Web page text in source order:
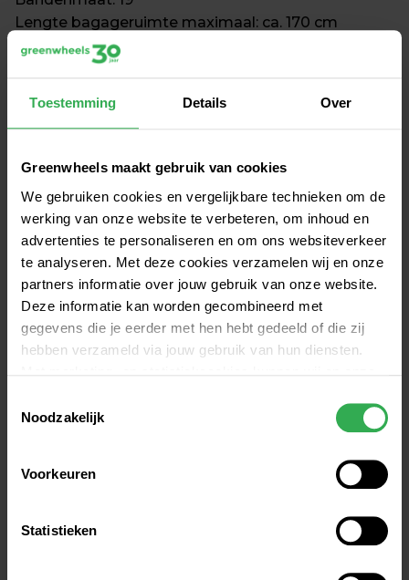
Toestemming Details Over
Greenwheels maakt gebruik van cookies
We gebruiken cookies en vergelijkbare technieken om de
werking van onze website te verbeteren, om inhoud en
advertenties te personaliseren en om ons websiteverkeer
te analyseren. Met deze cookies verzamelen wij en onze
partners informatie over jouw gebruik van onze website.
Deze informatie kan worden gecombineerd met
gegevens die je eerder met hen hebt gedeeld of die zij
hebben verzameld via jouw gebruik van hun diensten.
onze website aan de hand van unieke identificatoren,
zoals je IP-adres. Hiermee stellen we een profiel op om
advertenties beter af te stemmen op jouw voorkeuren.
Op onze cookiebeleidspagina, die je kunt vinden via het
menu onderaan iedere pagina, kun je jouw toestemming
Noodzakelijk
Voorkeuren
Statistieken
Lengte bagageruimte maximaal: ca. 170 cm
⁠Kofferbak-afmetingen: ca 95x97x82 cm (LxBxH)
⁠Min. bagageruimte: 543 L (ongeveer 3-4
⁠Max. bagageruimte: 1.575 L (zo'n 14 - 16 rolkoffers)
Veiligheid en milieu
EURO-NCAP score: ⭐⭐⭐⭐
All-seasons banden met 3PMSF
Energielabel: A
CO2-emissie: 0 g/km
Airconditioning
Radio
Elektrische ramen